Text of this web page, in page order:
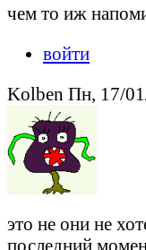
чем то иж
войти
Kolben Пн, 17/
это не они не
последний